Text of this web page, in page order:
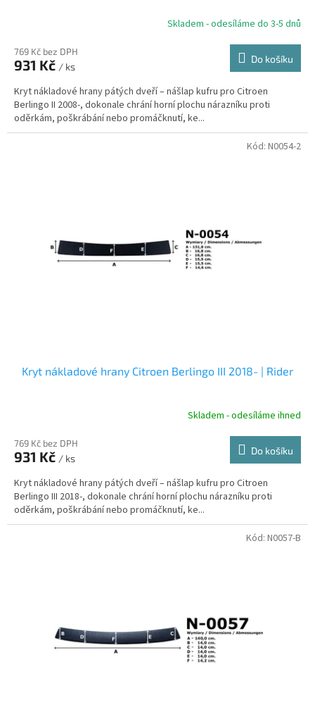
Skladem - odesíláme do 3-5 dnů
769 Kč bez DPH
931 Kč / ks
Do košíku
Kryt nákladové hrany pátých dveří – nášlap kufru pro Citroen
Berlingo II 2008-, dokonale chrání horní plochu nárazníku proti
oděrkám, poškrábání nebo promáčknutí, ke...
Kryt nákladové hrany Citroen Berlingo III 2018- | Rider
Skladem - odesíláme ihned
769 Kč bez DPH
931 Kč / ks
Do košíku
Kryt nákladové hrany pátých dveří – nášlap kufru pro Citroen
Berlingo III 2018-, dokonale chrání horní plochu nárazníku proti
oděrkám, poškrábání nebo promáčknutí, ke...
Kód: N0054-2
Kód: N0057-B